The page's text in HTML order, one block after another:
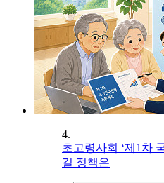
4.
초고령사회 ‘제1차
길 정책은